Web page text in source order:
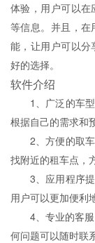
体验，用户可以
等信息。并且，在
能，让用户可以分
好的选择。
软件介绍
1、广泛的车
根据自己的需求和
2、方便的取
找附近的租车点，
3、应用程序
用户可以更加便利
4、专业的客
何问题可以随时联